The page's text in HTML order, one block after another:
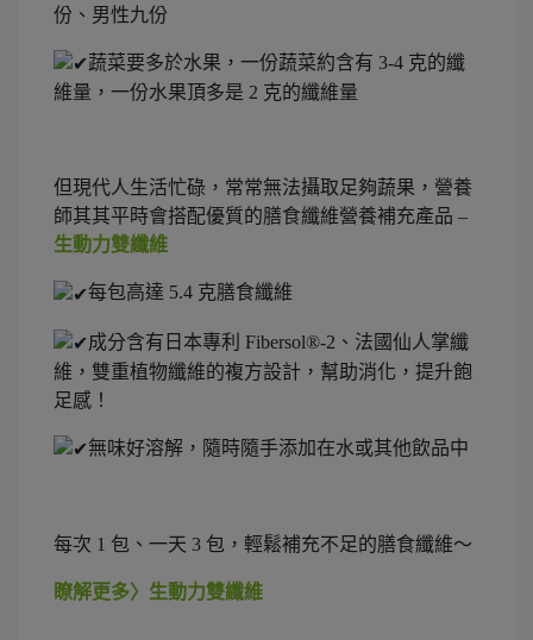
份、男性九份
蔬菜要多於水果，一份蔬菜約含有 3-4 克的纖
維量，一份水果頂多是 2 克的纖維量
但現代人生活忙碌，常常無法攝取足夠蔬果，營養
師其其平時會搭配優質的膳食纖維營養補充產品 –
生動力雙纖維
每包高達 5.4 克膳食纖維
成分含有日本專利 Fibersol®-2、法國仙人掌纖
維，雙重植物纖維的複方設計，幫助消化，提升飽
足感！
無味好溶解，隨時隨手添加在水或其他飲品中
每次 1 包、一天 3 包，輕鬆補充不足的膳食纖維～
瞭解更多〉生動力雙纖維